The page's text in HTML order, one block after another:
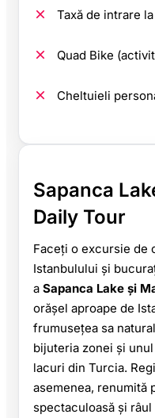
Taxă de intrare
Quad Bike
Cheltuieli
Sapanca
Daily Tour
Faceți o excursie de
Istanbulului și
a Sapanca Lake și
orășel aproape de
frumusețea sa
bijuteria zonei și
lacuri din Turcia.
asemenea, renumită
spectaculoasă și râul